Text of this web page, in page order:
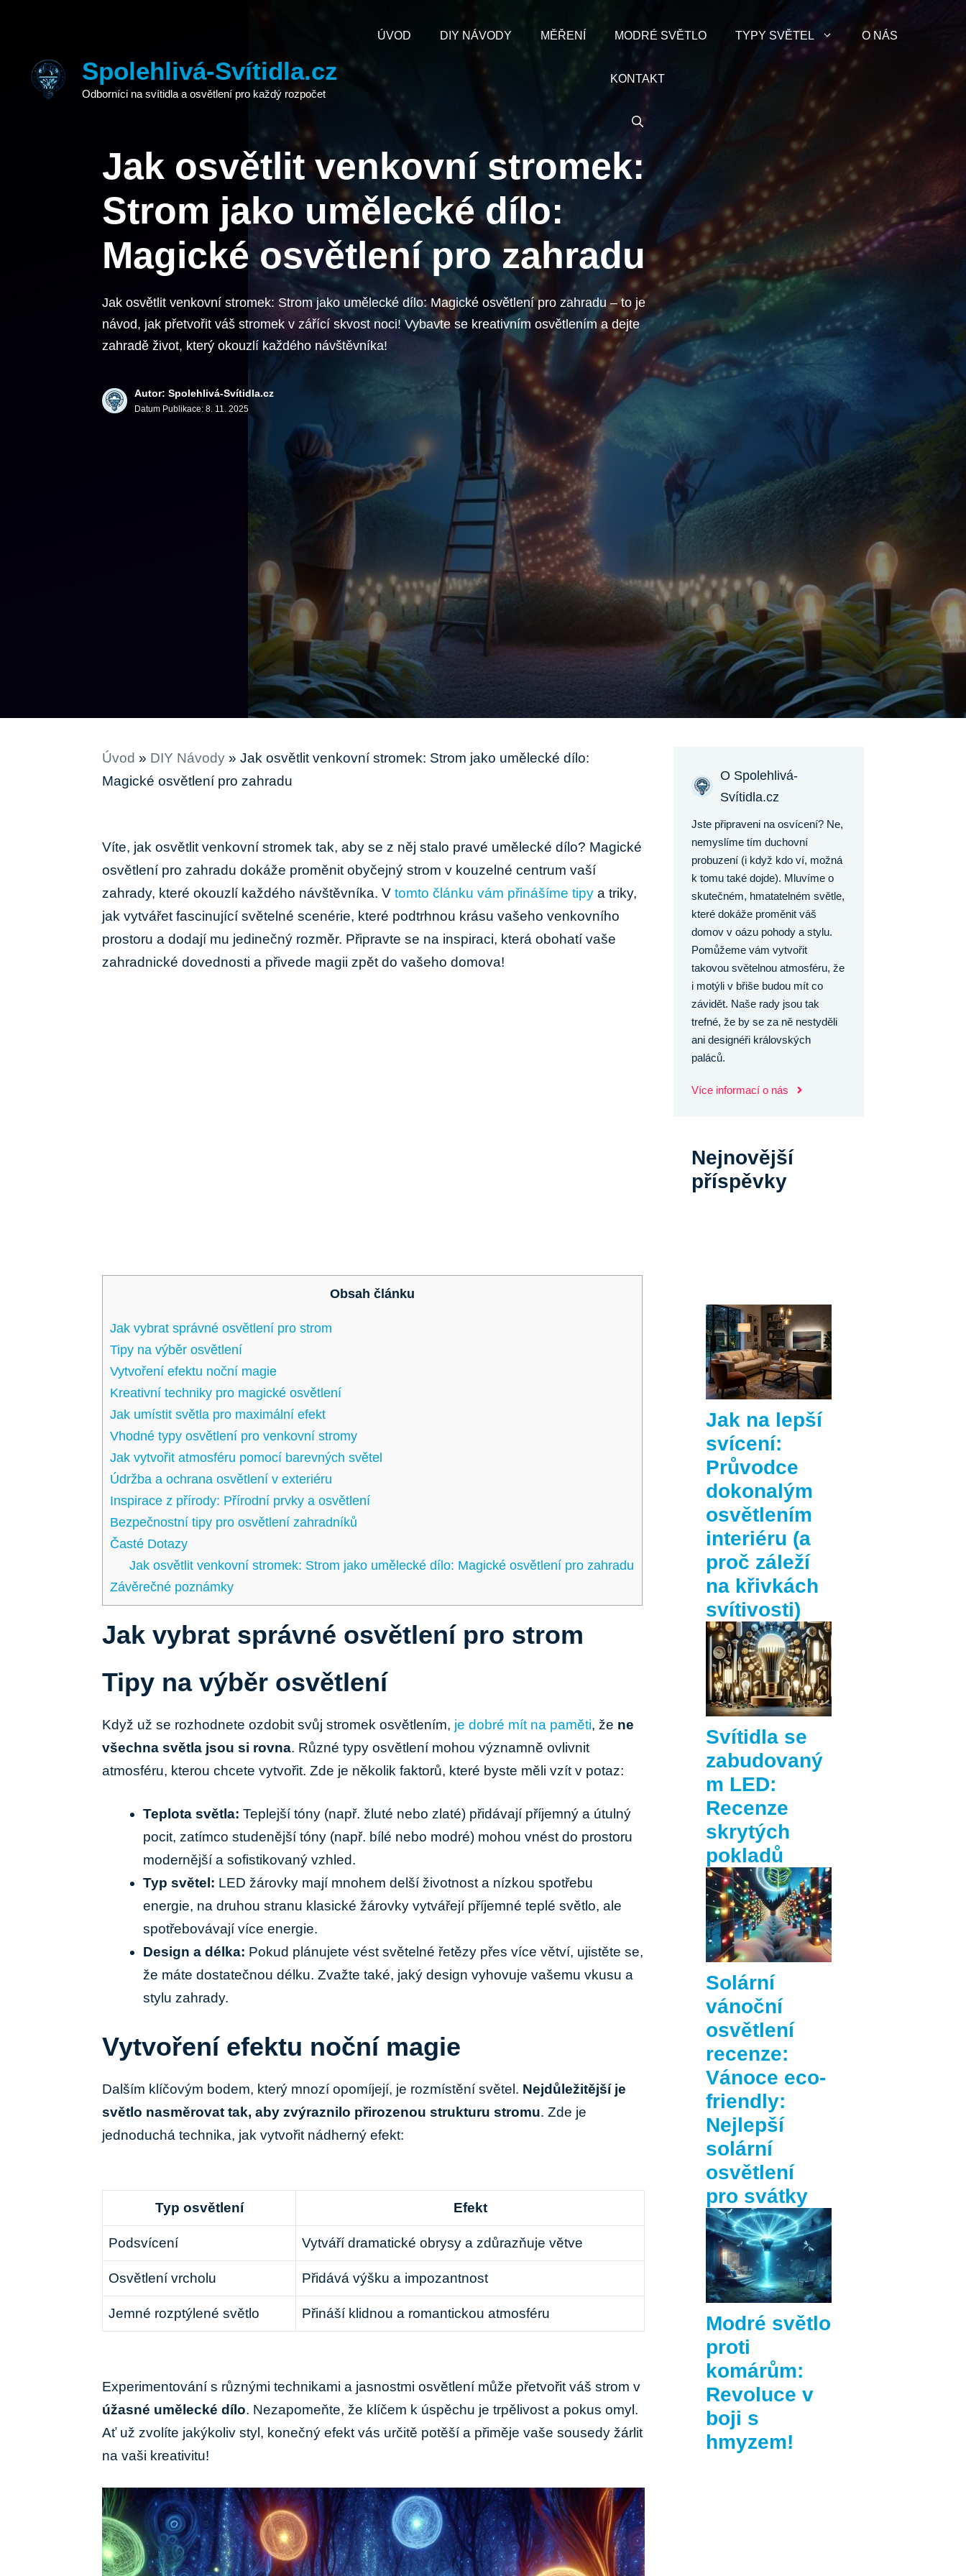
Spolehlivá-Svítidla.cz
Odborníci na svítidla a osvětlení pro každý rozpočet
ÚVOD DIY NÁVODY MĚŘENÍ MODRÉ SVĚTLO TYPY SVĚTEL O NÁS
KONTAKT
Jak osvětlit venkovní stromek:
Strom jako umělecké dílo:
Magické osvětlení pro zahradu
Jak osvětlit venkovní stromek: Strom jako umělecké dílo: Magické osvětlení pro zahradu – to je
návod, jak přetvořit váš stromek v zářící skvost noci! Vybavte se kreativním osvětlením a dejte
zahradě život, který okouzlí každého návštěvníka!
Autor: Spolehlivá-Svítidla.cz
Datum Publikace: 8. 11. 2025
Úvod » DIY Návody » Jak osvětlit venkovní stromek: Strom jako umělecké dílo:
Magické osvětlení pro zahradu
Víte, jak osvětlit ⁢venkovní ​stromek tak, aby se ⁢z něj ‍stalo pravé umělecké ⁣dílo? Magické
⁣osvětlení pro zahradu dokáže ‍proměnit obyčejný strom v kouzelné centrum vaší
zahrady, které okouzlí každého⁣ návštěvníka. V⁣ tomto článku vám přinášíme tipy ⁤ a triky,
jak vytvářet fascinující světelné scenérie, ⁤které podtrhnou⁤ krásu ⁢vašeho ⁣venkovního
prostoru a⁣ dodají ⁣mu jedinečný rozměr. Připravte ⁤se‌ na inspiraci,⁣ která obohatí vaše
zahradnické dovednosti a přivede magii zpět do⁢ vašeho domova!
Obsah článku
Jak vybrat správné osvětlení ‍pro strom
Tipy na výběr ⁤osvětlení
Vytvoření efektu noční magie
Kreativní techniky pro magické osvětlení
Jak umístit světla pro maximální efekt
Vhodné typy​ osvětlení​ pro venkovní stromy
Jak⁤ vytvořit atmosféru pomocí barevných⁣ světel
Údržba a ochrana osvětlení v ⁣exteriéru
Inspirace z ‌přírody: Přírodní prvky‌ a osvětlení
Bezpečnostní tipy pro osvětlení zahradníků
Časté Dotazy
Jak osvětlit venkovní stromek: Strom jako umělecké dílo: Magické osvětlení pro zahradu
Závěrečné poznámky
Jak vybrat správné osvětlení ‍pro strom
Tipy na výběr ⁤osvětlení
Když už ​se rozhodnete ozdobit svůj stromek osvětlením, je dobré mít na paměti, že ne
všechna světla jsou si rovna. Různé typy osvětlení mohou významně ovlivnit
atmosféru, kterou chcete vytvořit. Zde ​je několik faktorů, které byste měli vzít v potaz:
Teplota světla: ​Teplejší tóny (např. ‍žluté nebo zlaté) přidávají příjemný a ⁢útulný​
pocit,⁢ zatímco studenější ‌tóny⁤ (např. bílé‌ nebo modré) mohou vnést do prostoru
modernější a sofistikovaný vzhled.
Typ světel: LED‍ žárovky ⁢mají mnohem delší životnost a‌ nízkou spotřebu
energie, na druhou stranu ⁤klasické žárovky vytvářejí příjemné teplé světlo, ale
spotřebovávají⁢ více energie.
Design a délka: Pokud plánujete vést světelné řetězy přes více větví, ujistěte se,
že⁢ máte dostatečnou ⁣délku. Zvažte také, jaký design vyhovuje vašemu vkusu a​
stylu zahrady.
Vytvoření efektu noční magie
Dalším ‌klíčovým‍ bodem, který mnozí opomíjejí, ⁣je⁢ rozmístění světel. Nejdůležitější je
světlo nasměrovat tak, aby​ zvýraznilo přirozenou strukturu ‌stromu. Zde‌ je
jednoduchá technika, jak vytvořit⁣ nádherný‌ efekt:
Typ osvětlení Efekt
Podsvícení Vytváří dramatické ‌obrysy ‌a zdůrazňuje větve
Osvětlení vrcholu Přidává‍ výšku a impozantnost
Jemné rozptýlené světlo Přináší ⁢klidnou a romantickou atmosféru
Experimentování s různými ⁢technikami a jasnostmi osvětlení může ⁣přetvořit ⁣váš strom‍ v
úžasné umělecké ‍dílo. Nezapomeňte, že klíčem k úspěchu je trpělivost a pokus omyl.‌
Ať už zvolíte jakýkoliv‌ styl, konečný​ efekt vás určitě ‌potěší a přiměje ⁣vaše ⁤sousedy ‌žárlit
na ⁣vaši kreativitu!
O Spolehlivá-
Svítidla.cz
Jste připraveni na osvícení? Ne,
nemyslíme tím duchovní
probuzení (i když kdo ví, možná
k tomu také dojde). Mluvíme o
skutečném, hmatatelném světle,
které dokáže proměnit váš
domov v oázu pohody a stylu.
Pomůžeme vám vytvořit
takovou světelnou atmosféru, že
i motýli v břiše budou mít co
závidět. Naše rady jsou tak
trefné, že by se za ně nestyděli
ani designéři královských
paláců.
Více informací o nás
Nejnovější
příspěvky
Jak na lepší
svícení:
Průvodce
dokonalým
osvětlením
interiéru (a
proč záleží
na křivkách
svítivosti)
Svítidla se
zabudovaný
m LED:
Recenze
skrytých
pokladů
Solární
vánoční
osvětlení
recenze:
Vánoce eco-
friendly:
Nejlepší
solární
osvětlení
pro svátky
Modré světlo
proti
komárům:
Revoluce v
boji s
hmyzem!